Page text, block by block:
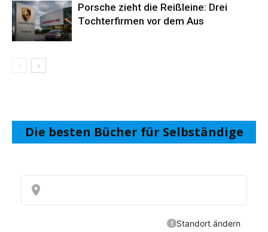
Porsche zieht die Reißleine: Drei
Tochterfirmen vor dem Aus
Die besten Bücher für Selbständige